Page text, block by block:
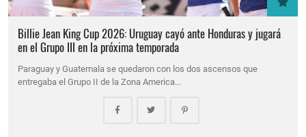
Billie Jean King Cup 2026: Uruguay cayó ante Honduras y jugará
en el Grupo III en la próxima temporada
Paraguay y Guatemala se quedaron con los dos ascensos que
entregaba el Grupo II de la Zona America…